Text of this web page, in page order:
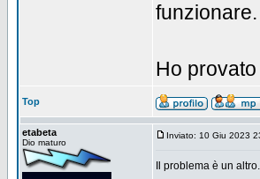
funzionare.
Ho
Top
etabeta
Dio maturo
Inviato: 10 Giu 2023
Il problema è un altro.